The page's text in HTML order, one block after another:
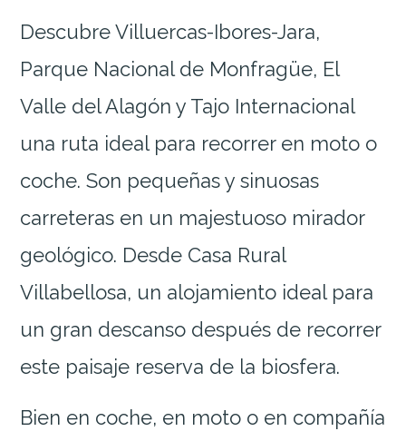
Descubre Villuercas-Ibores-Jara,
Parque Nacional de Monfragüe, El
Valle del Alagón y Tajo Internacional
una ruta ideal para recorrer en moto o
coche. Son pequeñas y sinuosas
carreteras en un majestuoso mirador
geológico. Desde Casa Rural
Villabellosa, un alojamiento ideal para
un gran descanso después de recorrer
este paisaje reserva de la biosfera.
Bien en coche, en moto o en compañía